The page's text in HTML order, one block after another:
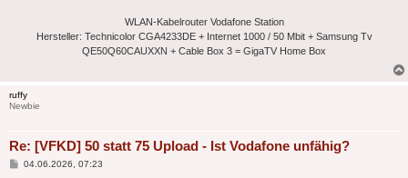
WLAN-Kabelrouter Vodafone Station
Hersteller: Technicolor CGA4233DE + Internet 1000 / 50 Mbit + Samsung Tv
QE50Q60CAUXXN + Cable Box 3 = GigaTV Home Box
ruffy
Newbie
Re: [VFKD] 50 statt 75 Upload - Ist Vodafone unfähig?
Beitrag
04.06.2026, 07:23